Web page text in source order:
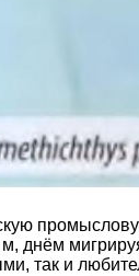
днём
так и